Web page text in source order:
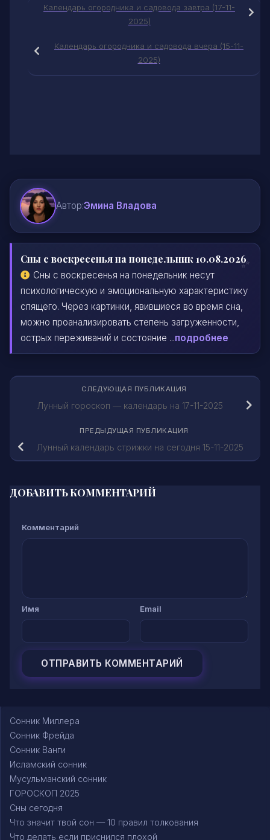
Календарь огородника и садовода завтра (17-11-
2025)
Календарь огородника и садовода вчера (15-11-
2025)
Автор:Эмина Владова
Сны с воскресенья на понедельник 10.08.2026
Сны с воскресенья на понедельник несут
психологическую и эмоциональную характеристику
спящего. Через картинки, явившиеся во время сна,
можно проанализировать степень загруженности,
острых переживаний и состояние ...подробнее
СЛЕДУЮЩАЯ ПУБЛИКАЦИЯ
Лунный гороскоп — календарь на 17-11-2025
ПРЕДЫДУЩАЯ ПУБЛИКАЦИЯ
Лунный календарь стрижки на сегодня 15-11-2025
ДОБАВИТЬ КОММЕНТАРИЙ
Комментарий
Имя Email
Сонник Миллера
Сонник Фрейда
Сонник Ванги
Исламский сонник
Мусульманский сонник
ГОРОСКОП 2025
Сны сегодня
Что значит твой сон — 10 правил толкования
Что делать если приснился плохой